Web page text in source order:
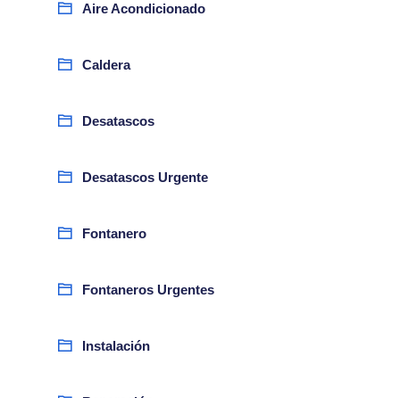
Aire Acondicionado
Caldera
Desatascos
Desatascos Urgente
Fontanero
Fontaneros Urgentes
Instalación